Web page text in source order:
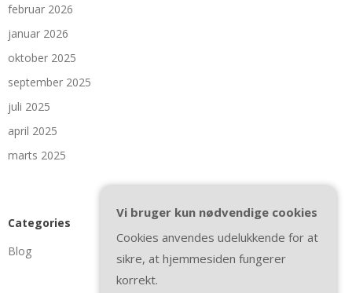
februar 2026
januar 2026
oktober 2025
september 2025
juli 2025
april 2025
marts 2025
Categories
Blog
Vi bruger kun nødvendige cookies
Cookies anvendes udelukkende for at
sikre, at hjemmesiden fungerer
korrekt.